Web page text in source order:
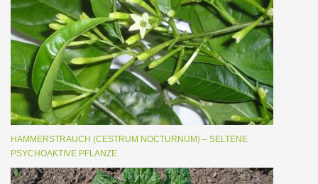
HAMMERSTRAUCH (CESTRUM NOCTURNUM) – SELTENE
PSYCHOAKTIVE PFLANZE